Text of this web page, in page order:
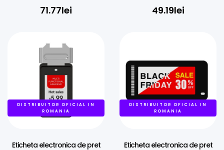
NFC, LED, 4 culori
71.77lei
NFC, LED, 4 culori
49.19lei
DISTRIBUITOR OFICIAL IN
ROMANIA
Eticheta electronica de pret
DISTRIBUITOR OFICIAL IN
ROMANIA
Eticheta electronica de pret